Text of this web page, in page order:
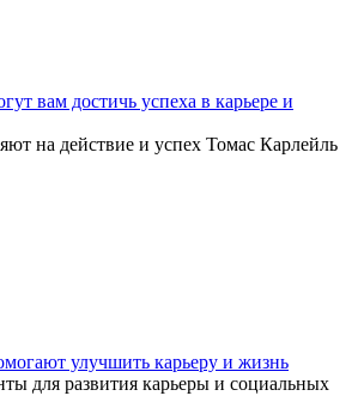
вам достичь успеха в карьере и
на действие и успех Томас Карлейль
улучшить карьеру и жизнь
для развития карьеры и социальных